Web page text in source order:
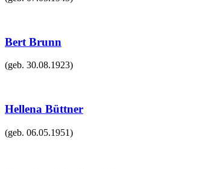
Bert Brunn
(geb. 30.08.1923)
Hellena Büttner
(geb. 06.05.1951)